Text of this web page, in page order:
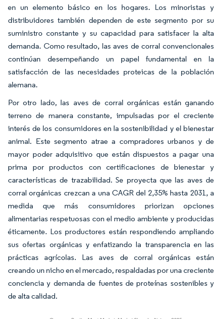
en un elemento básico en los hogares. Los minoristas y
distribuidores también dependen de este segmento por su
suministro constante y su capacidad para satisfacer la alta
demanda. Como resultado, las aves de corral convencionales
continúan desempeñando un papel fundamental en la
satisfacción de las necesidades proteicas de la población
alemana.
Por otro lado, las aves de corral orgánicas están ganando
terreno de manera constante, impulsadas por el creciente
interés de los consumidores en la sostenibilidad y el bienestar
animal. Este segmento atrae a compradores urbanos y de
mayor poder adquisitivo que están dispuestos a pagar una
prima por productos con certificaciones de bienestar y
características de trazabilidad. Se proyecta que las aves de
corral orgánicas crezcan a una CAGR del 2,35% hasta 2031, a
medida que más consumidores priorizan opciones
alimentarias respetuosas con el medio ambiente y producidas
éticamente. Los productores están respondiendo ampliando
sus ofertas orgánicas y enfatizando la transparencia en las
prácticas agrícolas. Las aves de corral orgánicas están
creando un nicho en el mercado, respaldadas por una creciente
conciencia y demanda de fuentes de proteínas sostenibles y
de alta calidad.